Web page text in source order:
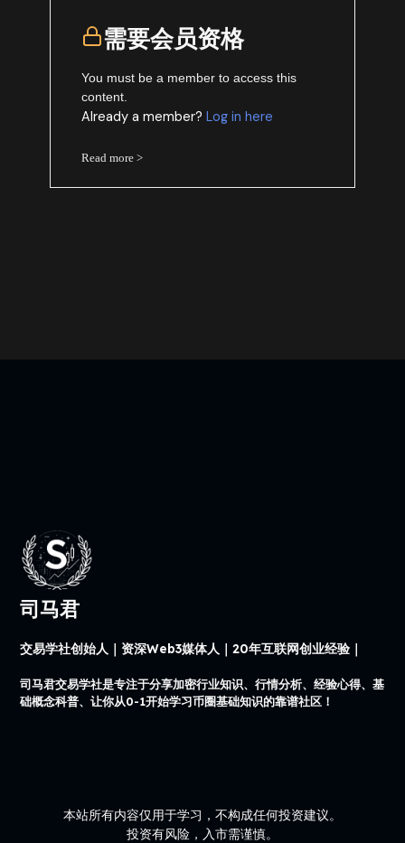
需要会员资格
You must be a member to access this
content.
Already a member?Log in here
Read more >
司马君
交易学社创始人｜资深Web3媒体人｜20年互联网创业经验｜
司马君交易学社是专注于分享加密行业知识、行情分析、经验心得、基
础概念科普、让你从0-1开始学习币圈基础知识的靠谱社区！
本站所有内容仅用于学习，不构成任何投资建议。
投资有风险，入市需谨慎。